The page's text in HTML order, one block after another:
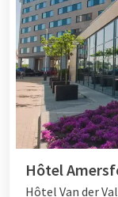
Valk vous
brunch dominical
Tous les hôtels &
Qu'est-ce
chez Van
Un brunch chez
offrant un large
Hôtel
Hôtel Van der